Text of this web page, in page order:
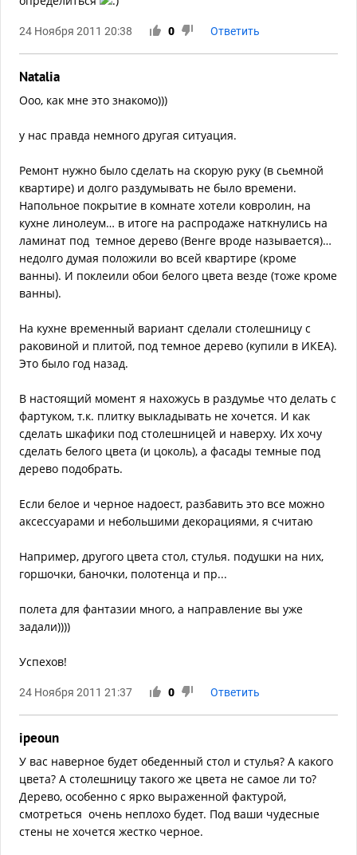
24 Ноября 2011 20:38 0 Ответить
Natalia
Ооо, как мне это знакомо)))
у нас правда немного другая ситуация.
Ремонт нужно было сделать на скорую руку (в сьемной
квартире) и долго раздумывать не было времени.
Напольное покрытие в комнате хотели ковролин, на
кухне линолеум… в итоге на распродаже наткнулись на
ламинат под темное дерево (Венге вроде называется)…
недолго думая положили во всей квартире (кроме
ванны). И поклеили обои белого цвета везде (тоже кроме
ванны).
На кухне временный вариант сделали столешницу с
раковиной и плитой, под темное дерево (купили в ИКЕА).
Это было год назад.
В настоящий момент я нахожусь в раздумье что делать с
фартуком, т.к. плитку выкладывать не хочется. И как
сделать шкафики под столешницей и наверху. Их хочу
сделать белого цвета (и цоколь), а фасады темные под
дерево подобрать.
Если белое и черное надоест, разбавить это все можно
аксессуарами и небольшими декорациями, я считаю
Например, другого цвета стол, стулья. подушки на них,
горшочки, баночки, полотенца и пр...
полета для фантазии много, а направление вы уже
задали))))
Успехов!
24 Ноября 2011 21:37 0 Ответить
ipeoun
У вас наверное будет обеденный стол и стулья? А какого
цвета? А столешницу такого же цвета не самое ли то?
Дерево, особенно с ярко выраженной фактурой,
смотреться очень неплохо будет. Под ваши чудесные
стены не хочется жестко черное.